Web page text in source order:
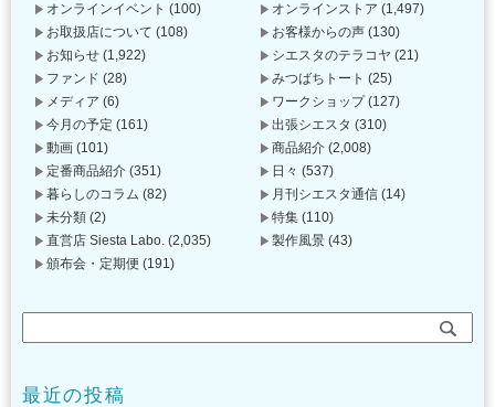
オンラインイベント (100) オンラインストア (1,497)
お取扱店について (108) お客様からの声 (130)
お知らせ (1,922) シエスタのテラコヤ (21)
ファンド (28) みつばちトート (25)
メディア (6) ワークショップ(127)
今月の予定 (161) 出張シエスタ (310)
動画 (101) 商品紹介 (2,008)
定番商品紹介 (351) 日々 (537)
暮らしのコラム (82) 月刊シエスタ通信 (14)
未分類 (2) 特集 (110)
直営店 Siesta Labo. (2,035) 製作風景 (43)
頒布会・定期便 (191)
最近の投稿